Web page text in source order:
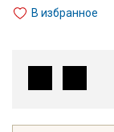
В избранное